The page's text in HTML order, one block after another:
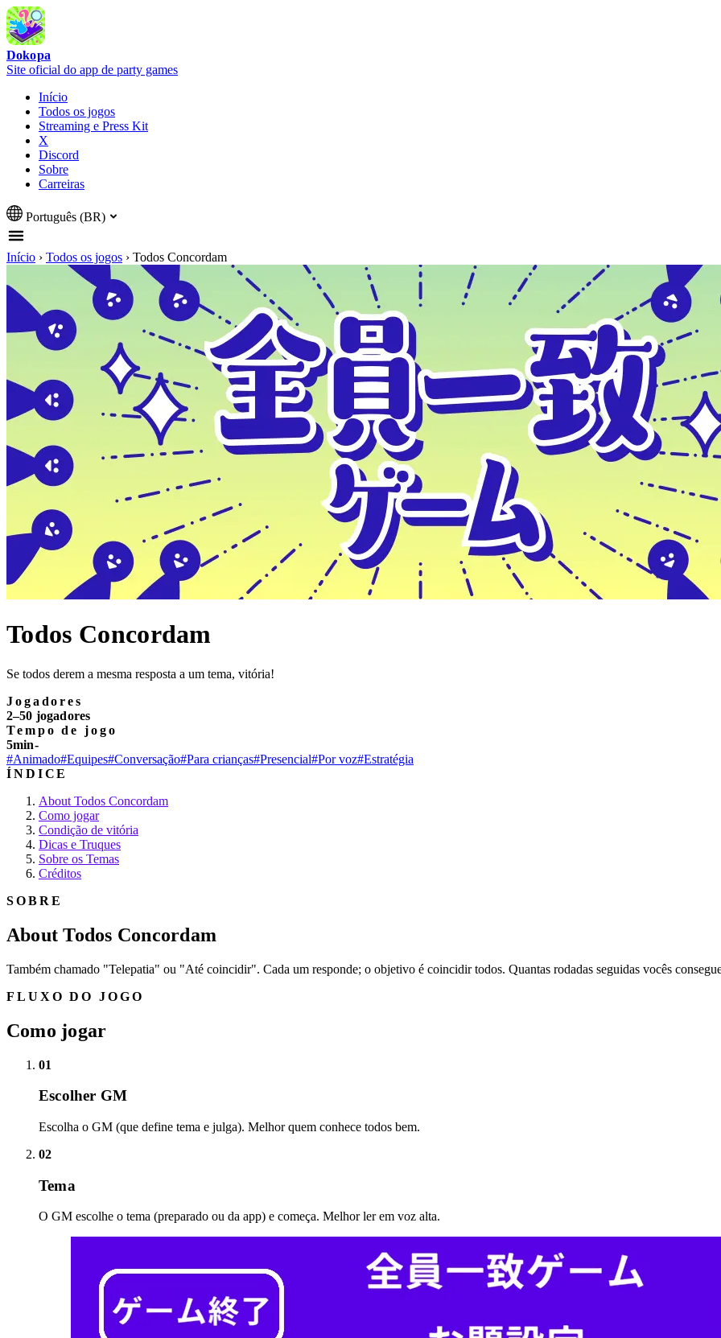
Dokopa
Site oficial do app de party games
Início
Todos os jogos
Streaming e Press Kit
X
Discord
Sobre
Carreiras
Português (BR)
Início › Todos os jogos › Todos Concordam
Todos Concordam
Se todos derem a mesma resposta a um tema, vitória!
Jogadores
2–50 jogadores
Tempo de jogo
5min-
#Animado#Equipes#Conversação#Para crianças#Presencial#Por voz#Estratégia
ÍNDICE
About Todos Concordam
Como jogar
Condição de vitória
Dicas e Truques
Sobre os Temas
Créditos
SOBRE
About Todos Concordam
Também chamado "Telepatia" ou "Até coincidir". Cada um responde; o objetivo é coincidir todos. Quantas rodadas seguidas vocês
FLUXO DO JOGO
Como jogar
01
Escolher GM
Escolha o GM (que define tema e julga). Melhor quem conhece todos bem.
02
Tema
O GM escolhe o tema (preparado ou da app) e começa. Melhor ler em voz alta.